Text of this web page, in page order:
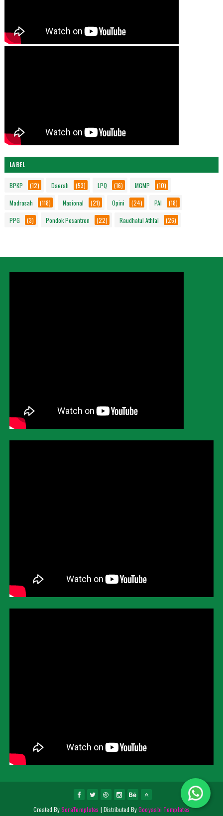
LABEL
BPKP (12) Daerah (53) LPQ (16) MGMP (10)
Madrasah (118) Nasional (21) Opini (24) PAI (18)
PPG (3) Pondok Pesantren (22) Raudhatul Athfal (26)
Created BySoraTemplates | Distributed ByGooyaabi Templates